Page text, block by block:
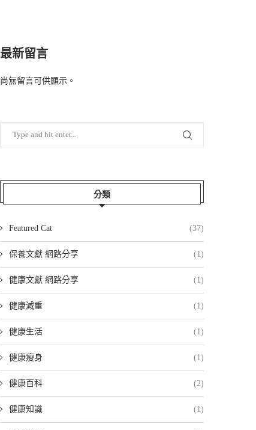
最新留言
尚無留言可供顯示。
分類
Featured Cat (37)
保養文獻 網路分享 (1)
健康文獻 網路分享 (1)
健康減重 (1)
健康生活 (1)
健康瘦身 (1)
健康百科 (2)
健康知識 (1)